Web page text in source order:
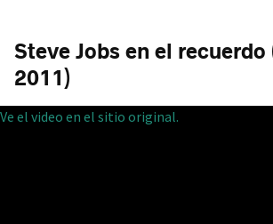
Steve Jobs en el
2011)
Ve el video en el sitio original.